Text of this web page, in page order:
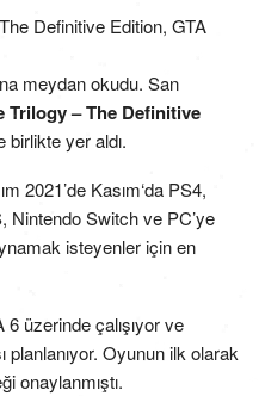
meydan okudu. San
Trilogy – The Definitive
yer aldı.
2021’de Kasım‘da PS4,
Nintendo Switch ve PC’ye
isteyenler için en
üzerinde çalışıyor ve
planlanıyor. Oyunun ilk olarak
onaylanmıştı.